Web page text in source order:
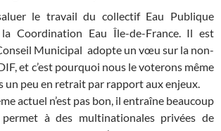
le travail du collectif Eau Publique
Coordination Eau Île-de-France. Il est
Municipal adopte un vœu sur la non-
et c’est pourquoi nous le voterons même
un peu en retrait par rapport aux enjeux.
actuel n’est pas bon, il entraîne beaucoup
à des multinationales privées de